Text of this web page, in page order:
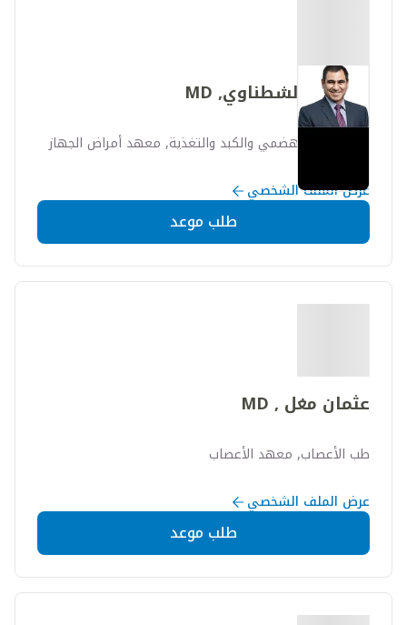
عبد الله الشطناوي, MD
طب الجهاز الهضمي والكبد والتغذية, معهد أمراض الجهاز
عرض الملف الشخصي
طلب موعد
عثمان مغل , MD
طب الأعصاب, معهد الأعصاب
عرض الملف الشخصي
طلب موعد